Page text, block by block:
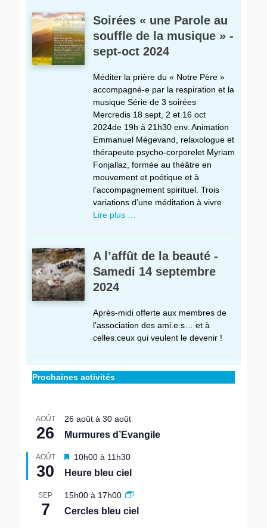
Soirées « une Parole au
souffle de la musique » -
sept-oct 2024
Méditer la prière du « Notre Père »
accompagné-e par la respiration et la
musique Série de 3 soirées
Mercredis 18 sept, 2 et 16 oct
2024de 19h à 21h30 env. Animation
Emmanuel Mégevand, relaxologue et
thérapeute psycho-corporelet Myriam
Fonjallaz, formée au théâtre en
mouvement et poétique et à
l’accompagnement spirituel. Trois
variations d’une méditation à vivre
Lire plus …
A l’affût de la beauté -
Samedi 14 septembre
2024
Après-midi offerte aux membres de
l’association des ami.e.s… et à
celles.ceux qui veulent le devenir !
Prochaines activités
AOÛT
26
26 août à 30 août
Murmures d’Evangile
AOÛT
30
M
s
e
a
10h00 à 11h30
Heure bleu ciel
SEP
7
15h00 à 17h00
Cercles bleu ciel